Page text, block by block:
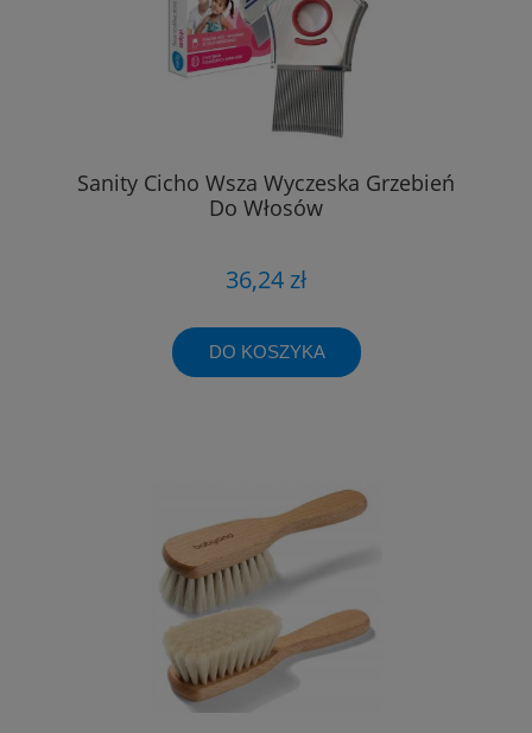
Sanity Cicho Wsza Wyczeska Grzebień
Do Włosów
36,24 zł
DO KOSZYKA